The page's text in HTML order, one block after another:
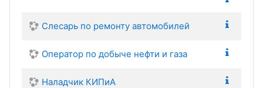
Слесарь по ремонту автомобилей
Оператор по добыче нефти и газа
Наладчик КИПиА